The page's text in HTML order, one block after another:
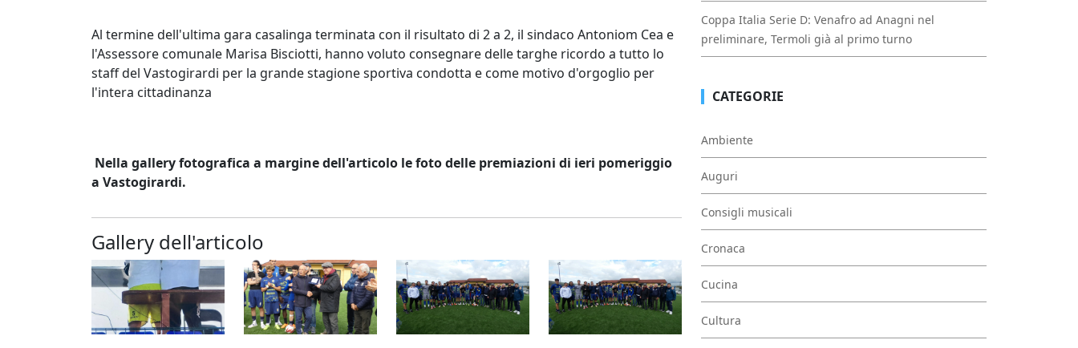
Al termine dell'ultima gara casalinga terminata con il risultato di 2 a 2, il sindaco Antoniom Cea e
l'Assessore comunale Marisa Bisciotti, hanno voluto consegnare delle targhe ricordo a tutto lo
staff del Vastogirardi per la grande stagione sportiva condotta e come motivo d'orgoglio per
l'intera cittadinanza
Nella gallery fotografica a margine dell'articolo le foto delle premiazioni di ieri pomeriggio
a Vastogirardi.
Gallery dell'articolo
Coppa Italia Serie D: Venafro ad Anagni nel
preliminare, Termoli già al primo turno
CATEGORIE
Ambiente
Auguri
Consigli musicali
Cronaca
Cucina
Cultura